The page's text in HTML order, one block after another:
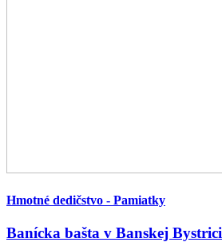
Hmotné dedičstvo - Pamiatky
Banícka bašta v Banskej Bystrici